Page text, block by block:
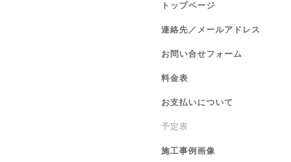
トップページ
連絡先／メールアドレス
お問い合せフォーム
料金表
お支払いについて
予定表
施工事例画像